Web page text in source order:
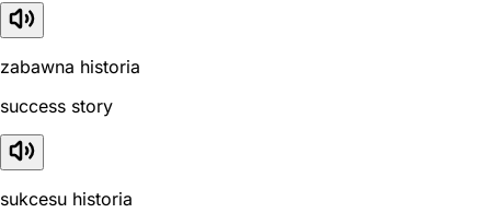
zabawna historia
success story
sukcesu historia